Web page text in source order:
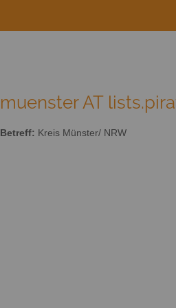
muenster AT
Betreff: Kreis Münster/ NRW